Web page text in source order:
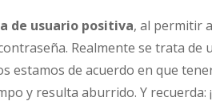
de usuario positiva, al permitir
Realmente se trata de
estamos de acuerdo en que
y resulta aburrido. Y recuerda: